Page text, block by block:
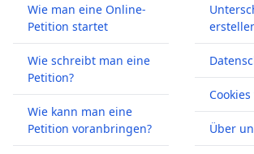
Wie man eine Online-
Petition startet
Wie schreibt man eine
Petition?
Wie kann man eine
Petition voranbringen?
Über